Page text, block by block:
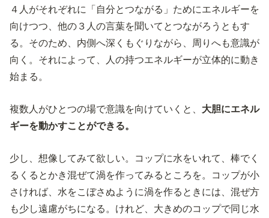
４人がそれぞれに「自分とつながる」ためにエネルギーを
向けつつ、他の３人の言葉を聞いてとつながろうともす
る。そのため、内側へ深くもぐりながら、周りへも意識が
向く。それによって、人の持つエネルギーが立体的に動き
始まる。
複数人がひとつの場で意識を向けていくと、 大胆にエネル
ギーを動かすことができる。
少し、想像してみて欲しい。コップに水をいれて、棒でく
るくるとかき混ぜて渦を作ってみるところを。コップが小
さければ、水をこぼさぬように渦を作るときには、混ぜ方
も少し遠慮がちになる。けれど、大きめのコップで同じ水